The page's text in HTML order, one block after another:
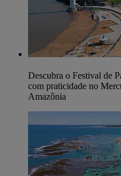
Descubra o Festival de
com praticidade no
Amazônia